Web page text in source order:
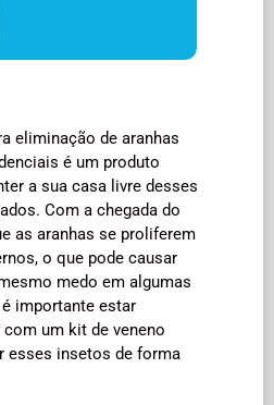
eliminação de aranhas
é um produto
a sua casa livre desses
Com a chegada do
as aranhas se proliferem
o que pode causar
medo em algumas
importante estar
um kit de veneno
esses insetos de forma